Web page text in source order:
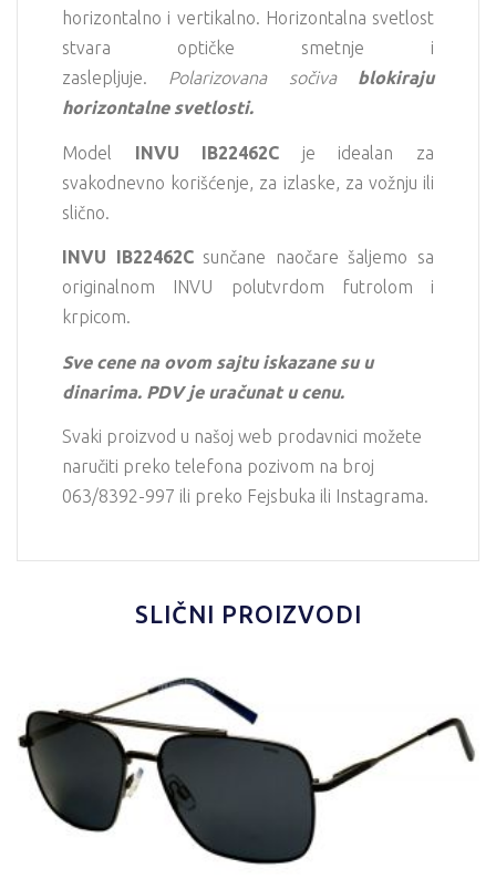
horizontalno i vertikalno. Horizontalna svetlost
stvara optičke smetnje i
zaslepljuje. Polarizovana sočivablokiraju
horizontalne svetlosti.
Model INVU IB22462C
je idealan za
svakodnevno korišćenje, za izlaske, za vožnju ili
slično.
INVU IB22462C sunčane naočare šaljemo sa
originalnom INVU polutvrdom futrolom i
krpicom.
Sve cene na ovom sajtu iskazane su u
dinarima. PDV je uračunat u cenu.
Svaki proizvod u našoj web prodavnici možete
naručiti preko telefona pozivom na broj
063/8392-997 ili preko Fejsbuka ili Instagrama.
SLIČNI PROIZVODI